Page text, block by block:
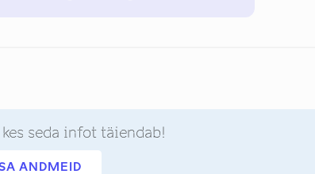
seda infot täiendab!
ANDMEID